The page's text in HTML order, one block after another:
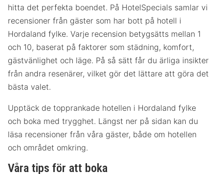
hitta det perfekta boendet. På HotelSpecials samlar vi
recensioner från gäster som har bott på hotell i
Hordaland fylke. Varje recension betygsätts mellan 1
och 10, baserat på faktorer som städning, komfort,
gästvänlighet och läge. På så sätt får du ärliga insikter
från andra resenärer, vilket gör det lättare att göra det
bästa valet.
Upptäck de topprankade hotellen i Hordaland fylke
och boka med trygghet. Längst ner på sidan kan du
läsa recensioner från våra gäster, både om hotellen
och området omkring.
Våra tips för att boka